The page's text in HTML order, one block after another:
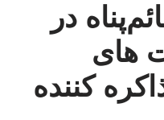
در
های
کننده